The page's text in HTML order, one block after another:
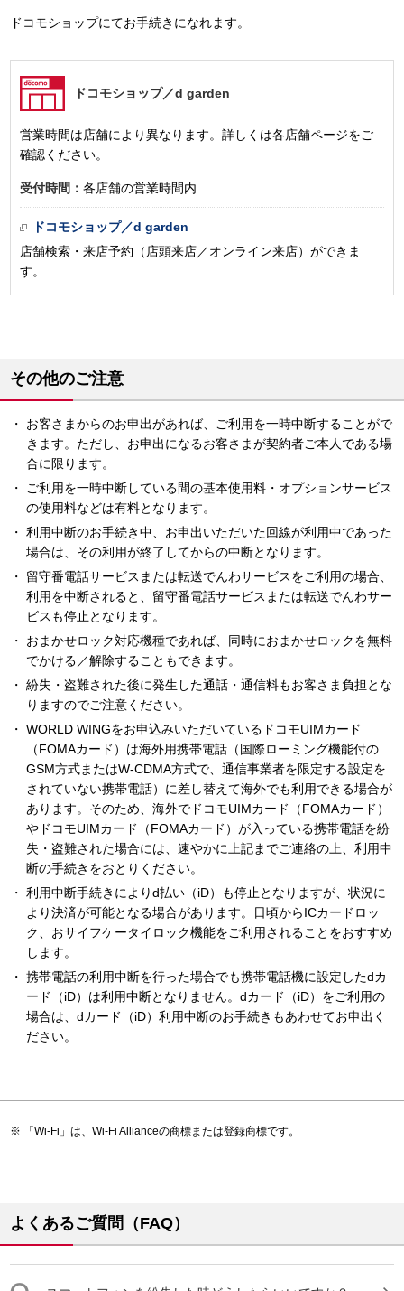
ドコモショップにてお手続きになれます。
ドコモショップ／d garden
営業時間は店舗により異なります。詳しくは各店舗ページをご
確認ください。
受付時間： 各店舗の営業時間内
ドコモショップ／d garden
店舗検索・来店予約（店頭来店／オンライン来店）ができま
す。
その他のご注意
お客さまからのお申出があれば、ご利用を一時中断することがで
きます。ただし、お申出になるお客さまが契約者ご本人である場
合に限ります。
ご利用を一時中断している間の基本使用料・オプションサービス
の使用料などは有料となります。
利用中断のお手続き中、お申出いただいた回線が利用中であった
場合は、その利用が終了してからの中断となります。
留守番電話サービスまたは転送でんわサービスをご利用の場合、
利用を中断されると、留守番電話サービスまたは転送でんわサー
ビスも停止となります。
おまかせロック対応機種であれば、同時におまかせロックを無料
でかける／解除することもできます。
紛失・盗難された後に発生した通話・通信料もお客さま負担とな
りますのでご注意ください。
WORLD WINGをお申込みいただいているドコモUIMカード
（FOMAカード）は海外用携帯電話（国際ローミング機能付の
GSM方式またはW-CDMA方式で、通信事業者を限定する設定を
されていない携帯電話）に差し替えて海外でも利用できる場合が
あります。そのため、海外でドコモUIMカード（FOMAカード）
やドコモUIMカード（FOMAカード）が入っている携帯電話を紛
失・盗難された場合には、速やかに上記までご連絡の上、利用中
断の手続きをおとりください。
利用中断手続きによりd払い（iD）も停止となりますが、状況に
より決済が可能となる場合があります。日頃からICカードロッ
ク、おサイフケータイロック機能をご利用されることをおすすめ
します。
携帯電話の利用中断を行った場合でも携帯電話機に設定したdカ
ード（iD）は利用中断となりません。dカード（iD）をご利用の
場合は、dカード（iD）利用中断のお手続きもあわせてお申出く
ださい。
「Wi-Fi」は、Wi-Fi Allianceの商標または登録商標です。
よくあるご質問（FAQ）